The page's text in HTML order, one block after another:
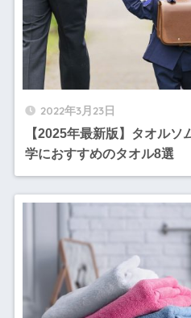
2022年3月23日
【2025年最新版】タオルソ
学におすすめのタオル8選